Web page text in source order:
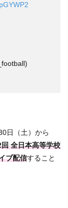
日（土）から
全日本高等学校
ブ配信すること